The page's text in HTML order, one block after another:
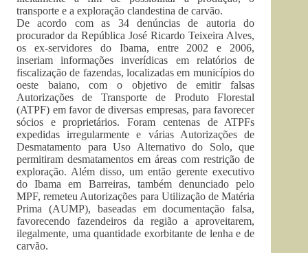
transporte e a exploração clandestina de carvão.
De acordo com as 34 denúncias de autoria do
procurador da República José Ricardo Teixeira Alves,
os ex-servidores do Ibama, entre 2002 e 2006,
inseriam informações inverídicas em relatórios de
fiscalização de fazendas, localizadas em municípios do
oeste baiano, com o objetivo de emitir falsas
Autorizações de Transporte de Produto Florestal
(ATPF) em favor de diversas empresas, para favorecer
sócios e proprietários. Foram centenas de ATPFs
expedidas irregularmente e várias Autorizações de
Desmatamento para Uso Alternativo do Solo, que
permitiram desmatamentos em áreas com restrição de
exploração. Além disso, um então gerente executivo
do Ibama em Barreiras, também denunciado pelo
MPF, remeteu Autorizações para Utilização de Matéria
Prima (AUMP), baseadas em documentação falsa,
favorecendo fazendeiros da região a aproveitarem,
ilegalmente, uma quantidade exorbitante de lenha e de
carvão.